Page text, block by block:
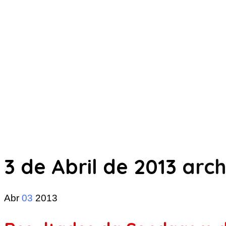
3 de Abril de 2013
Abr 03 2013